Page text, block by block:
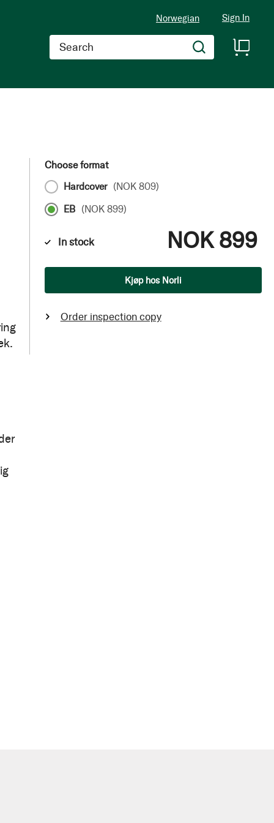
Norwegian Sign In
Search
Choose format
Hardcover (NOK 809)
EB (NOK 899)
In stock NOK 899
Kjøp hos Norli
Order inspection copy